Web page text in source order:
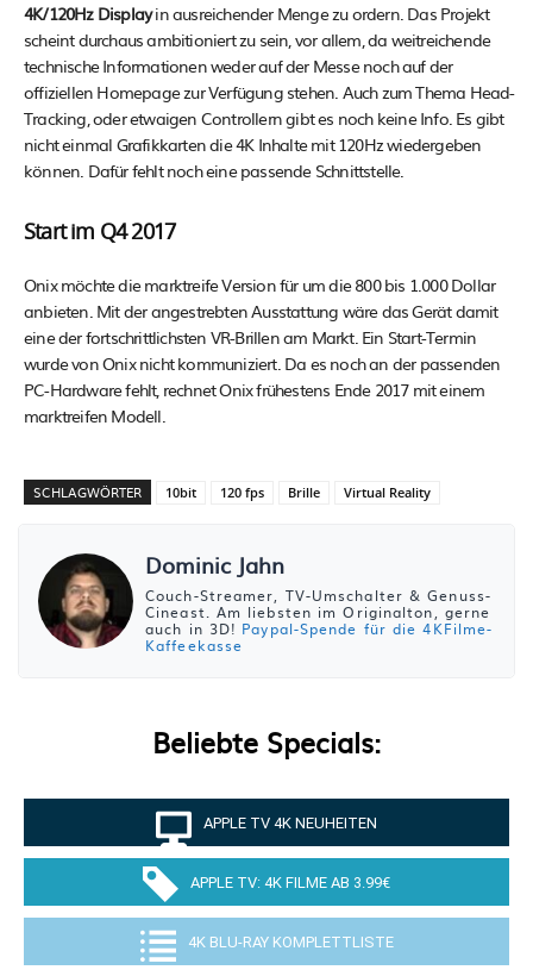
4K/120Hz Displayin ausreichender Menge zu ordern. Das Projekt
scheint durchaus ambitioniert zu sein, vor allem, da weitreichende
technische Informationen weder auf der Messe noch auf der
offiziellen Homepage zur Verfügung stehen. Auch zum Thema Head-
Tracking, oder etwaigen Controllern gibt es noch keine Info. Es gibt
nicht einmal Grafikkarten die 4K Inhalte mit 120Hz wiedergeben
können. Dafür fehlt noch eine passende Schnittstelle.
Start im Q4 2017
Onix möchte die marktreife Version für um die 800 bis 1.000 Dollar
anbieten. Mit der angestrebten Ausstattung wäre das Gerät damit
eine der fortschrittlichsten VR-Brillen am Markt. Ein Start-Termin
wurde von Onix nicht kommuniziert. Da es noch an der passenden
PC-Hardware fehlt, rechnet Onix frühestens Ende 2017 mit einem
marktreifen Modell.
SCHLAGWÖRTER 10bit 120 fps Brille Virtual Reality
Dominic Jahn
Couch-Streamer, TV-Umschalter & Genuss-
Cineast. Am liebsten im Originalton, gerne
auch in 3D! Paypal-Spende für die 4KFilme-
Kaffeekasse
Beliebte Specials:
APPLE TV 4K NEUHEITEN
APPLE TV: 4K FILME AB 3.99€
4K BLU-RAY KOMPLETTLISTE